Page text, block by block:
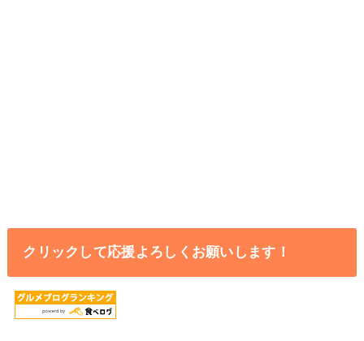
クリックして応援よろしくお願いします！